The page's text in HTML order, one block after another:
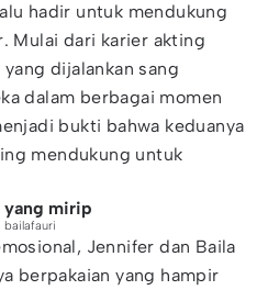
hadir untuk mendukung
Mulai dari karier akting
dijalankan sang
dalam berbagai momen
bukti bahwa keduanya
mendukung untuk
yang mirip
bailafauri
Jennifer dan Baila
berpakaian yang hampir